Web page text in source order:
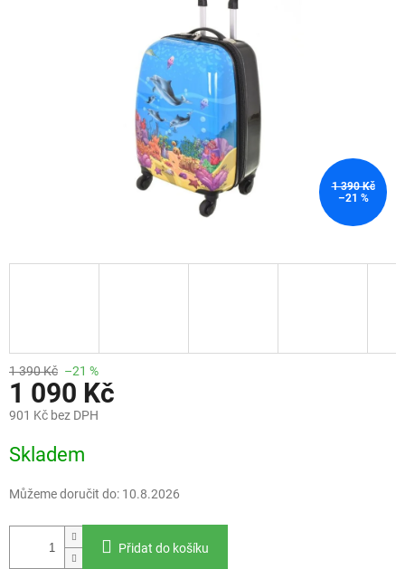
1 390 Kč
–21 %
1 390 Kč –21 %
1 090 Kč
901 Kč bez DPH
cena:
Skladem
Můžeme doručit do: 10.8.2026
Přidat do košíku